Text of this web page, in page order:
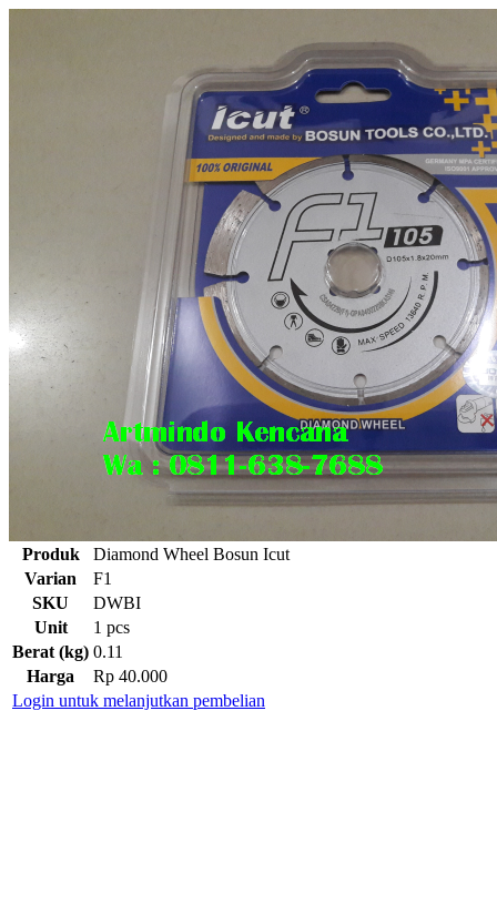
Produk
Diamond Wheel Bosun Icut
Varian
F1
SKU
DWBI
Unit
1 pcs
Berat (kg) 0.11
Harga
Rp 40.000
Login untuk melanjutkan pembelian